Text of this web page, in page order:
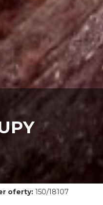
oferty: 150/18107